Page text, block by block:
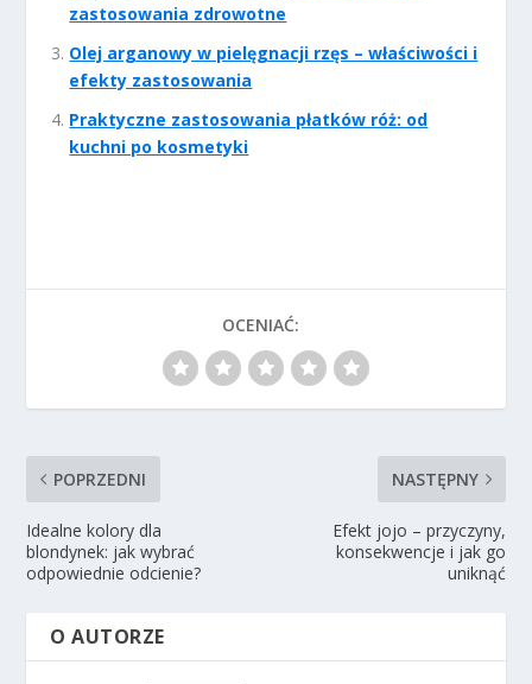
zastosowania zdrowotne
Olej arganowy w pielęgnacji rzęs – właściwości i
efekty zastosowania
Praktyczne zastosowania płatków róż: od
kuchni po kosmetyki
OCENIAĆ:
POPRZEDNI
Idealne kolory dla
blondynek: jak wybrać
odpowiednie odcienie?
NASTĘPNY
Efekt jojo – przyczyny,
konsekwencje i jak go
uniknąć
O AUTORZE